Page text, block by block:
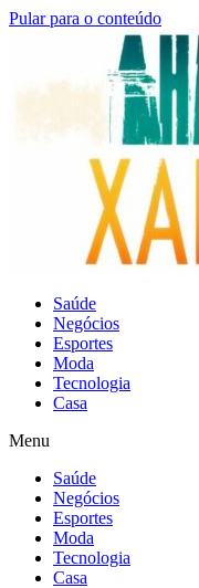
Pular para o conteúdo
Saúde
Negócios
Esportes
Moda
Tecnologia
Casa
Menu
Saúde
Negócios
Esportes
Moda
Tecnologia
Casa